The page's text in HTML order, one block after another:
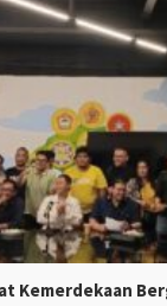
Kemerdekaan